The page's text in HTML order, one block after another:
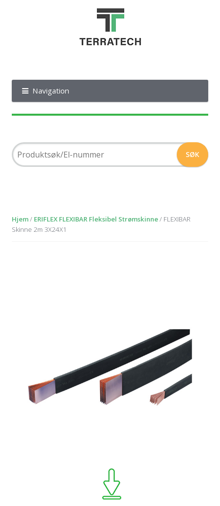
Navigation
Hjem/ ERIFLEX FLEXIBAR Fleksibel Strømskinne/ FLEXIBAR
Skinne 2m 3X24X1